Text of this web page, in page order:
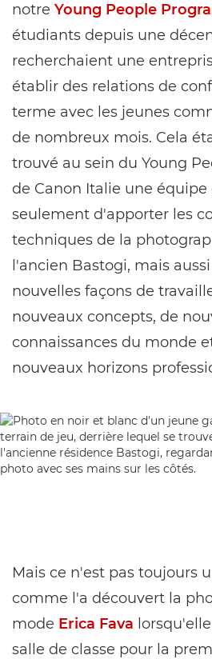
notre Young People
étudiants depuis une
recherchaient une
établir des relations de
terme avec les jeunes
de nombreux mois. Cela
trouvé au sein du Young
de Canon Italie une équipe
seulement d'apporter les
techniques de la
l'ancien Bastogi, mais
nouvelles façons de
nouveaux concepts, de
connaissances du monde
nouveaux horizons
Mais ce n'est pas toujours
comme l'a découvert la
mode Erica Fava
salle de classe pour la